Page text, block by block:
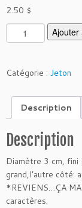
2.50 $
q
u
n
é
d
e
J
-
0
3
Ajouter
Catégorie : Jeton
Description
Description
Diamètre 3 cm,
grand,l’autre
*REVIENS…ÇA
caractères.